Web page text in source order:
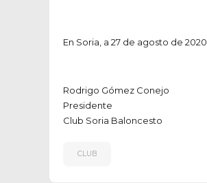
En Soria, a 27 de agosto de 2020
Rodrigo Gómez Conejo
Presidente
Club Soria Baloncesto
CLUB